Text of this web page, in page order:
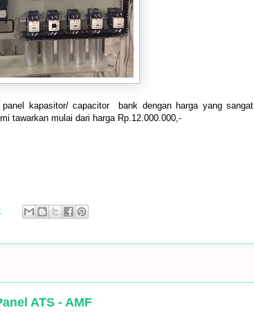
kapasitor/ capacitor bank dengan harga yang sangat
tawarkan mulai dari harga Rp.12.000.000,-
ATS - AMF